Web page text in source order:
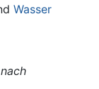
Wasser